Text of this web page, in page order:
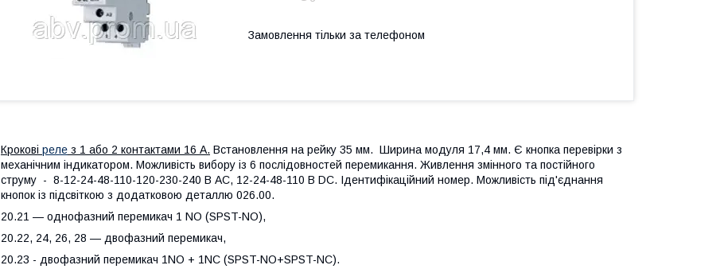
Замовлення тільки за телефоном
Крокові реле з 1 або 2 контактами 16 А. Встановлення на рейку 35 мм. Ширина модуля 17,4 мм. Є кнопка перевірки з
механічним індикатором. Можливість вибору із 6 послідовностей перемикання. Живлення змінного та постійного
струму - 8-12-24-48-110-120-230-240 В АС, 12-24-48-110 В DC. Ідентифікаційний номер. Можливість під'єднання
кнопок із підсвіткою з додатковою деталлю 026.00.
20.21 — однофазний перемикач 1 NO (SPST-NO),
20.22, 24, 26, 28 — двофазний перемикач,
20.23 - двофазний перемикач 1NO + 1NC (SPST-NO+SPST-NC).